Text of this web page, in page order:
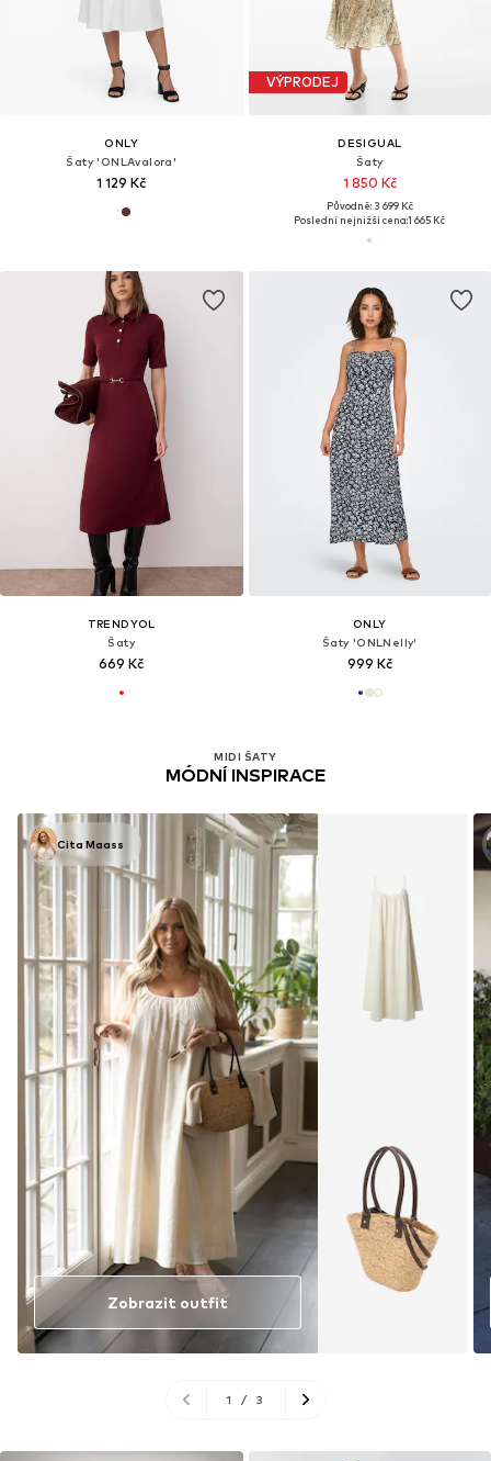
ONLY
Šaty 'ONLAvalora'
1 129 Kč
VÝPRODEJ
DESIGUAL
Šaty
1 850 Kč
Původně: 3 699 Kč
Poslední nejnižší cena:1 665 Kč
TRENDYOL
Šaty
669 Kč
ONLY
Šaty 'ONLNelly'
999 Kč
MIDI ŠATY
MÓDNÍ INSPIRACE
Cita Maass
Zobrazit outfit
1 / 3